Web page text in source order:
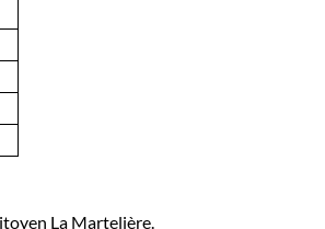
La Martelière.